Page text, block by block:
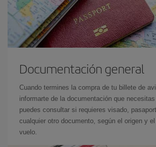
Documentación general
Cuando termines la compra de tu billete de
informarte de la documentación que
puedes consultar si requieres visado,
cualquier otro documento, según el origen y
vuelo.